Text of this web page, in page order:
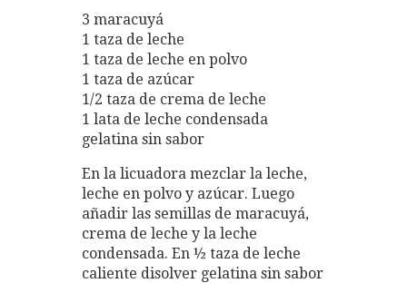
3 maracuyá
1 taza de leche
1 taza de leche en polvo
1 taza de azúcar
1/2 taza de crema de leche
1 lata de leche condensada
gelatina sin sabor
En la licuadora mezclar la leche,
leche en polvo y azúcar. Luego
añadir las semillas de maracuyá,
crema de leche y la leche
condensada. En ½ taza de leche
caliente disolver gelatina sin sabor